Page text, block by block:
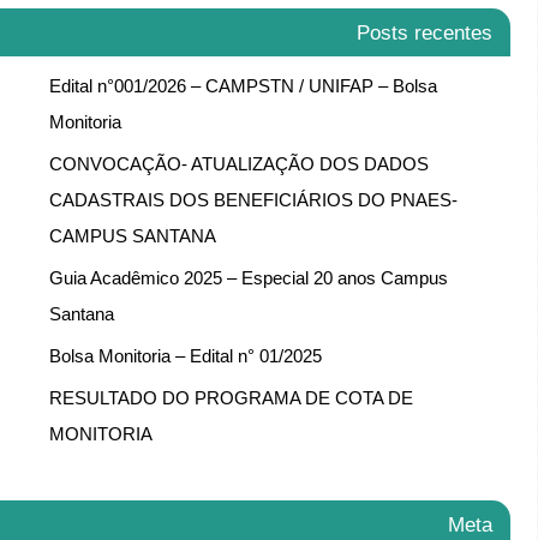
Posts recentes
Edital n°001/2026 – CAMPSTN / UNIFAP – Bolsa
Monitoria
CONVOCAÇÃO- ATUALIZAÇÃO DOS DADOS
CADASTRAIS DOS BENEFICIÁRIOS DO PNAES-
CAMPUS SANTANA
Guia Acadêmico 2025 – Especial 20 anos Campus
Santana
Bolsa Monitoria – Edital n° 01/2025
RESULTADO DO PROGRAMA DE COTA DE
MONITORIA
Meta